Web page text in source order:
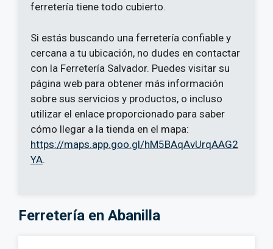
ferretería tiene todo cubierto.
Si estás buscando una ferretería confiable y
cercana a tu ubicación, no dudes en contactar
con la Ferretería Salvador. Puedes visitar su
página web para obtener más información
sobre sus servicios y productos, o incluso
utilizar el enlace proporcionado para saber
cómo llegar a la tienda en el mapa:
https://maps.app.goo.gl/hM5BAqAvUrqAAG2
YA.
Ferretería en Abanilla